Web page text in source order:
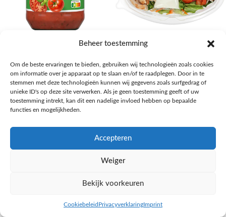
Beheer toestemming
Om de beste ervaringen te bieden, gebruiken wij technologieën zoals cookies
om informatie over je apparaat op te slaan en/of te raadplegen. Door in te
stemmen met deze technologieën kunnen wij gegevens zoals surfgedrag of
unieke ID's op deze site verwerken. Als je geen toestemming geeft of uw
toestemming intrekt, kan dit een nadelige invloed hebben op bepaalde
functies en mogelijkheden.
Accepteren
Weiger
Bekijk voorkeuren
Cookiebeleid PrivacyverklaringImprint
€1,59
NAAR AH
Salades,Pizza, Maaltijden
€3,39
NAAR AH